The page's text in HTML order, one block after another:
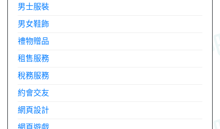
男士服裝
男女鞋飾
禮物贈品
租售服務
稅務服務
約會交友
網頁設計
網頁遊戲